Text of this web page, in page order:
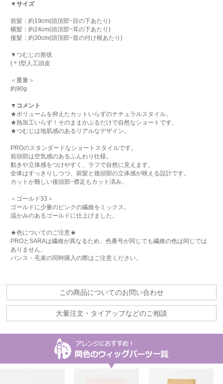
▼サイズ
前髪：約19cm(頭頂部~目の下あたり)
横髪：約24cm(頭頂部~耳の下あたり)
後髪：約30cm(頭頂部~首の付け根あたり)
▼つむじの形状
(＊)型人工頭皮
＜重量＞
約90g
▼コメント
★ボリュームを抑えたカットいらずのナチュラルスタイル。
★熱加工いらず！そのままかぶるだけで自然なショートです。
★つむじは地肌感のあるリアルなデザイン。
PROのスタンダードなショートスタイルです。
前頭部は空気感のあるふんわり仕様。
動きや立体感をつけやすく、ラフで自然に見えます。
全体はすっきりしつつ、前髪と後頭部の立体感が映える設計です。
カットが難しい後頭部~襟足もカット済み。
＜ゴールド33＞
ゴールドに少量のピンクの繊維をミックス。
温かみのあるゴールドに仕上げました。
★色についてのご注意★
PROとSARAは繊維が異なるため、色番号が同じでも繊維の色は同じでは
ありません。
バンス・毛束の同時購入の際はご注意ください。
この商品についてのお問い合わせ
大量注文・タイアップなどのご相談